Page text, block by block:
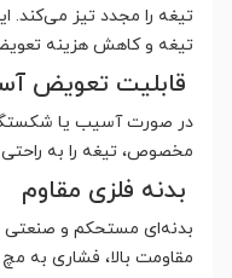
تیغه را مجدد تیز می‌کند.
تیغه و کاهش هزینه
قابلیت تعویض
در صورت آسیب یا
مخصوص، تیغه را به
بدنه فلزی مقاوم
مقاومت بالا، فشاری به